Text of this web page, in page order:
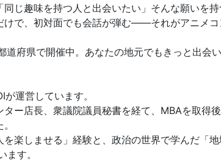
同じ趣味を持つ人と出会いたい」そんな願いを
けで、初対面でも会話が弾む——それがアニメ
府県で開催中。あなたの地元でもきっと出会い
運営しています。
ー店長、衆議院議員秘書を経て、MBAを取
楽しませる」経験と、政治の世界で学んだ「
す。